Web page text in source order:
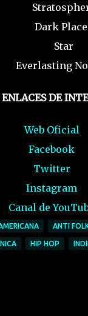
Dark
Star
Everlasting
ENLACES DE
Web Oficial
Facebook
Twitter
Instagram
Canal de
ANTI
HIP HOP